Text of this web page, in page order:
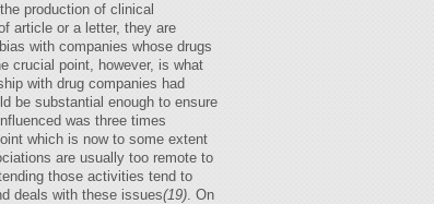
production of clinical
article or a letter, they are
with companies whose drugs
crucial point, however, is what
with drug companies had
be substantial enough to ensure
was three times
which is now to some extent
are usually too remote to
those activities tend to
deals with these issues(19). On